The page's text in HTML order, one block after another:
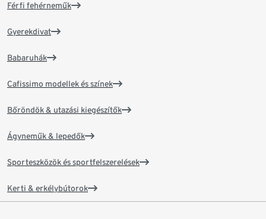
Férfi fehérneműk
Gyerekdivat
Babaruhák
Cafissimo modellek és színek
Bőröndök & utazási kiegészítők
Ágyneműk & lepedők
Sporteszközök és sportfelszerelések
Kerti & erkélybútorok